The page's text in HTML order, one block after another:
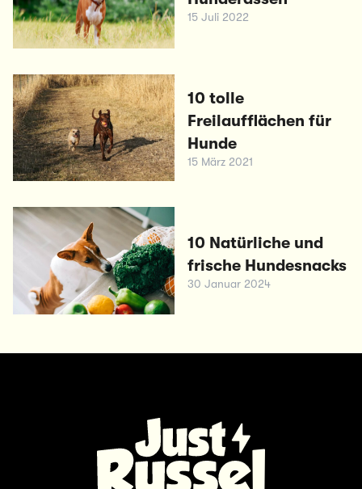
15 Juli 2022
10 tolle
Freilaufflächen für
Hunde
15 März 2021
10 Natürliche und
frische Hundesnacks
30 Januar 2024